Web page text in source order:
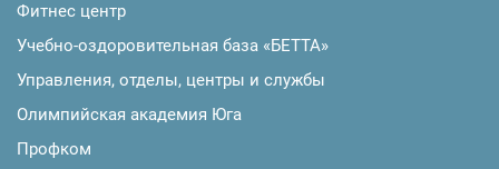
Фитнес центр
Учебно-оздоровительная база «БЕТТА»
Управления, отделы, центры и службы
Олимпийская академия Юга
Профком